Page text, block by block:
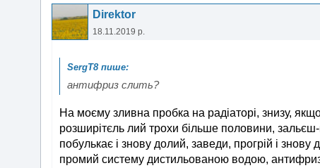
Direktor
18.11.2019 р.
антифриз слить?
На моєму зливна пробка на радіаторі, знизу,
розширітєль лий трохи більше половини,
побулькає і знову долий, заведи, прогрій і
промий систему дистильованою водою,